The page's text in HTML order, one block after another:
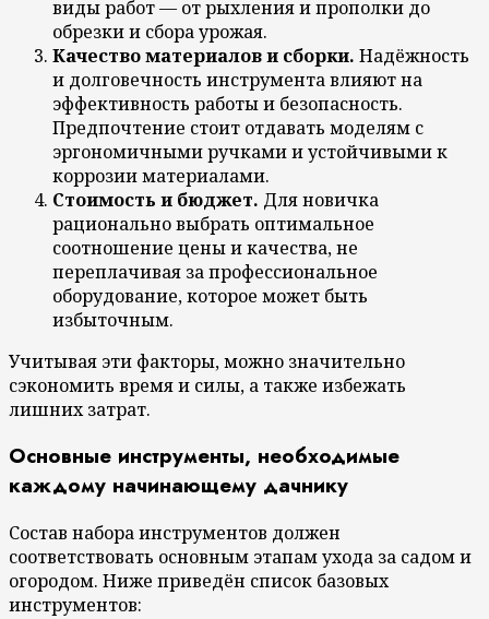
виды работ — от рыхления и прополки до
обрезки и сбора урожая.
Качество материалов и сборки. Надёжность
и долговечность инструмента влияют на
эффективность работы и безопасность.
Предпочтение стоит отдавать моделям с
эргономичными ручками и устойчивыми к
коррозии материалами.
Стоимость и бюджет. Для новичка
рационально выбрать оптимальное
соотношение цены и качества, не
переплачивая за профессиональное
оборудование, которое может быть
избыточным.
Учитывая эти факторы, можно значительно
сэкономить время и силы, а также избежать
лишних затрат.
Основные инструменты, необходимые
каждому начинающему дачнику
Состав набора инструментов должен
соответствовать основным этапам ухода за садом и
огородом. Ниже приведён список базовых
инструментов: